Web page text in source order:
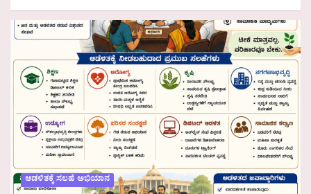
ಆಡಳಿತಕ್ಕೆ ಸಲಹೆ ಅಭಿಯಾನ